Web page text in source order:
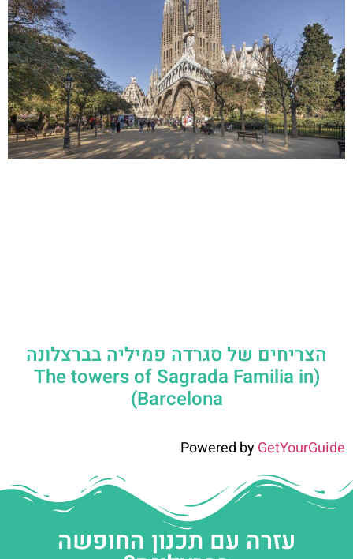
הצריחים של סגרדה פמיליה בברצלונה
(The towers of Sagrada Familia in
Barcelona)
Powered byGetYourGuide
עזרה עם תכנון החופשה